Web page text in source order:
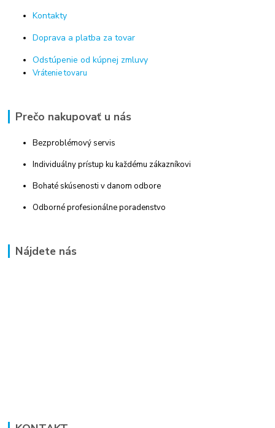
Kontakty
Doprava a platba za tovar
Odstúpenie od kúpnej zmluvy
Vrátenie tovaru
Prečo nakupovať u nás
Bezproblémový servis
Individuálny prístup ku každému zákazníkovi
Bohaté skúsenosti v danom odbore
Odborné profesionálne poradenstvo
Nájdete nás